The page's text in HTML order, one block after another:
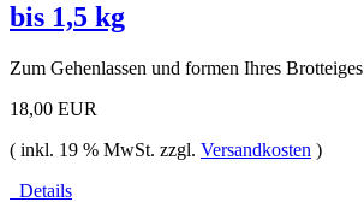
bis 1,5 kg
Zum Gehenlassen und formen Ihres Brotteiges
18,00 EUR
( inkl. 19 % MwSt. zzgl. Versandkosten )
Details